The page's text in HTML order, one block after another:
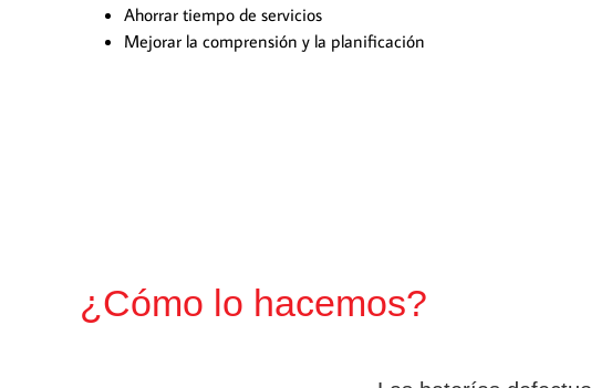
Ahorrar tiempo de servicios
Mejorar la comprensión y la planificación
¿Cómo lo hacemos?